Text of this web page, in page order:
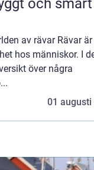
av rävar Rävar är
hos människor. I
över några
01 augusti